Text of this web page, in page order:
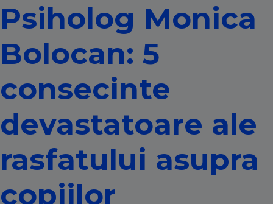
Psiholog Monica
Bolocan: 5
consecinte
devastatoare ale
rasfatului asupra
copiilor